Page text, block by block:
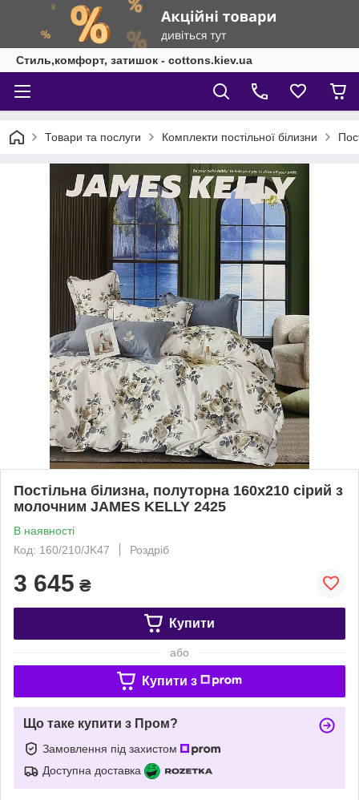
Стиль,комфорт, затишок - cottons.kiev.ua
Товари та послуги Комплекти постільної білизни
Постільна білизна, полуторна 160х210 сірий з
молочним JAMES KELLY 2425
В наявності
Код: 160/210/JK47
Роздріб
3 645 ₴
Купити
або
Купити з
Що таке купити з Пром?
Замовлення під захистом
Доступна доставка